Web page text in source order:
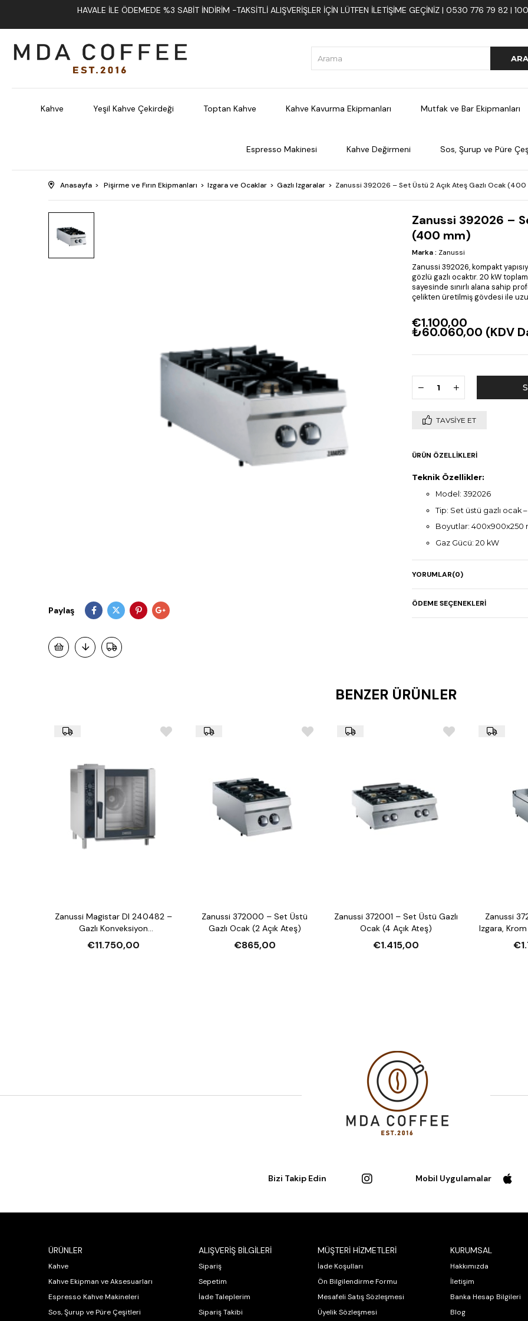
HAVALE İLE ÖDEMEDE %3 SABIT İNDIRIM -TAKSITLI ALIŞVERIŞLER İÇIN LÜTFEN ILETIŞIME GEÇINIZ | 0530 776 79 82 |
Kahve Yeşil Kahve Çekirdeği Toptan Kahve Kahve Kavurma Ekipmanları Mutfak ve Bar Ekipmanları
Espresso Makinesi Kahve Değirmeni Sos, Şurup ve Püre
Anasayfa Pişirme ve Fırın Ekipmanları Izgara ve Ocaklar Gazlı Izgaralar Zanussi 392026 – Set Üstü 2 Açık Ateş Gazlı Ocak
Paylaş
Zanussi 392026 –
(400 mm)
Marka: Zanussi
Zanussi 392026, kompakt
gözlü gazlı ocaktır. 20 kW
sayesinde sınırlı alana sahip
çelikten üretilmiş gövdesi ile
€1.100,00
₺60.060,00 (KDV
TAVSIYE ET
ÜRÜN ÖZELLIKLERI
Teknik Özellikler:
Model: 392026
Tip: Set üstü gazlı ocak –
Boyutlar: 400x900x250
Gaz Gücü: 20 kW
Elektrik Gücü: –
Ağırlık: 42 kg
Kompakt tasarım, dar
Paslanmaz çelik gövde
YORUMLAR(0)
ÖDEME SEÇENEKLERI
BENZER ÜRÜNLER
Zanussi Magistar DI 240482 –
Gazlı Konveksiyon
Nemlendirmeli Fırın (20xGN2/1,
Crosswise)
€11.750,00
Zanussi 372000 – Set Üstü
Gazlı Ocak (2 Açık Ateş)
€865,00
Zanussi 372001 – Set Üstü Gazlı
Ocak (4 Açık Ateş)
€1.415,00
Zanussi
Izgara,
Bizi Takip Edin Mobil Uygulamalar
ÜRÜNLER
Kahve
Kahve Ekipman ve Aksesuarları
Espresso Kahve Makineleri
Sos, Şurup ve Püre Çeşitleri
ALIŞVERİŞ BİLGİLERİ
Sipariş
Sepetim
İade Taleplerim
Sipariş Takibi
MÜŞTERİ HİZMETLERİ
İade Koşulları
Ön Bilgilendirme Formu
Mesafeli Satış Sözleşmesi
Üyelik Sözleşmesi
KURUMSAL
Hakkımızda
İletişim
Banka Hesap Bilgileri
Blog